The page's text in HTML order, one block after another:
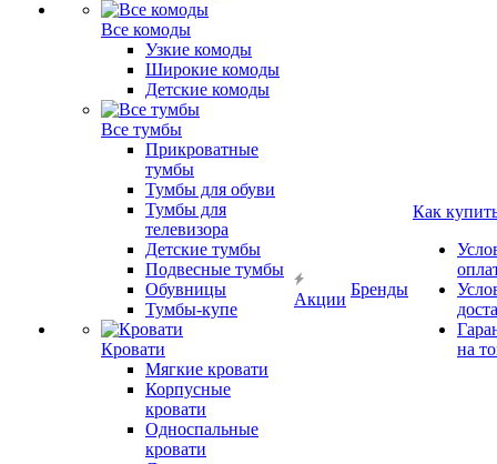
Все комоды
Узкие комоды
Широкие комоды
Детские комоды
Все тумбы
Прикроватные
тумбы
Тумбы для обуви
Тумбы для
телевизора
Детские тумбы
Подвесные тумбы
Обувницы
Тумбы-купе
Кровати
Мягкие кровати
Корпусные
кровати
Односпальные
кровати
Акции
Бренды
Как
на